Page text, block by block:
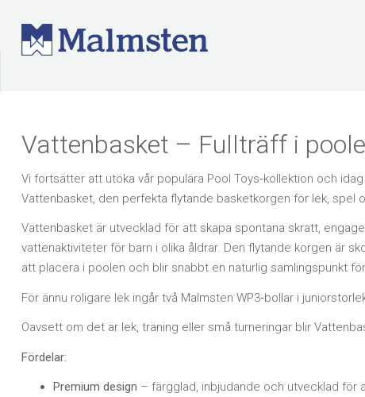
Vattenbasket – Fullträff i
Vi fortsätter att utöka vår populära Pool Toys‑kollektion och
Vattenbasket, den perfekta flytande basketkorgen för lek, spel
Vattenbasket är utvecklad för att skapa spontana skratt,
vattenaktiviteter för barn i olika åldrar. Den flytande korgen är
att placera i poolen och blir snabbt en naturlig samlingspunkt
För ännu roligare lek ingår två Malmsten WP3‑bollar i
Oavsett om det är lek, träning eller små turneringar blir
Fördelar:
Premium design – färgglad, inbjudande och utvecklad för